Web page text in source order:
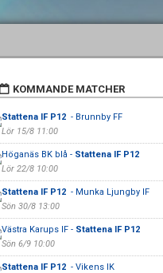
KOMMANDE MATCHER
Stattena IF P12 - Brunnby FF
Lör 15/8 11:00
Höganäs BK blå - Stattena IF P12
Lör 22/8 10:00
Stattena IF P12 - Munka Ljungby IF
Sön 30/8 13:00
Västra Karups IF - Stattena IF P12
Sön 6/9 10:00
Stattena IF P12 - Vikens IK